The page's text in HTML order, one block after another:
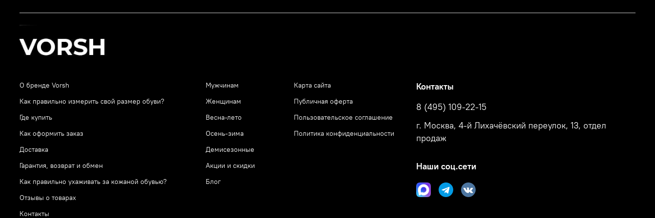
О бренде Vorsh
Как правильно измерить свой размер обуви?
Где купить
Как оформить заказ
Доставка
Гарантия, возврат и обмен
Как правильно ухаживать за кожаной обувью?
Отзывы о товарах
Контакты
Мужчинам
Женщинам
Весна-лето
Осень-зима
Демисезонные
Акции и скидки
Блог
Карта сайта
Публичная оферта
Пользовательское соглашение
Политика конфиденциальности
Контакты
8 (495) 109-22-15
г. Москва, 4-й Лихачёвский переулок, 13, отдел
продаж
Наши соц.сети